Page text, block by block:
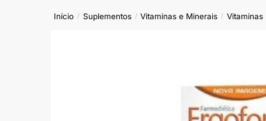
Início / Suplementos / Vitaminas e Minerais / Vitaminas